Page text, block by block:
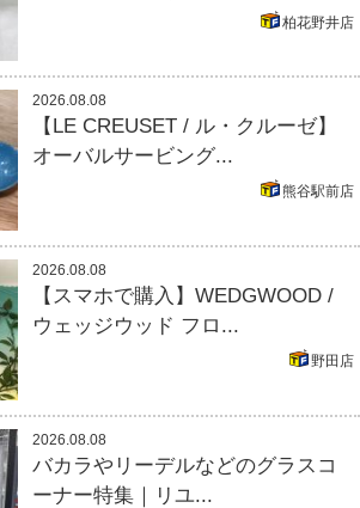
柏花野井店
2026.08.08
【LE CREUSET / ル・クルーゼ】
オーバルサービング...
熊谷駅前店
2026.08.08
【スマホで購入】WEDGWOOD /
ウェッジウッド フロ...
野田店
2026.08.08
バカラやリーデルなどのグラスコ
ーナー特集｜リユ...